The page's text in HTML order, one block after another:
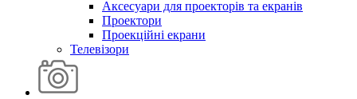
Аксесуари для проекторів та екранів
Проектори
Проекційні екрани
Телевізори